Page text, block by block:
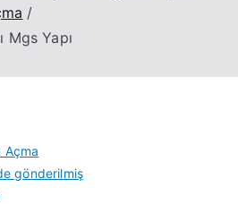
Mgs Yapı
Açma
gönderilmiş